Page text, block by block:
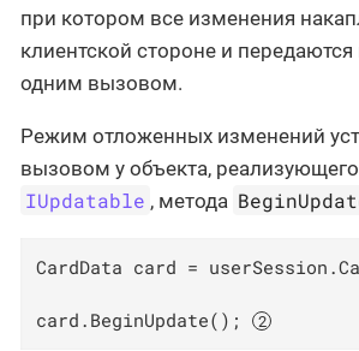
при котором все изменения
клиентской стороне и передаются
одним вызовом.
Режим отложенных изменений
вызовом у объекта,
IUpdatable , метода
CardData card =
card.BeginUpdate();